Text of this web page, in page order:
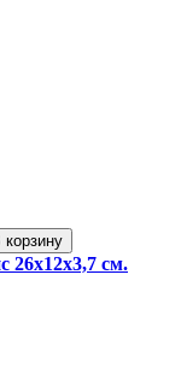
корзину
26х12х3,7 см.